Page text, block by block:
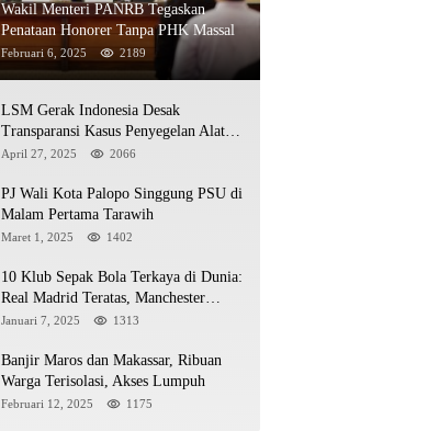
Wakil Menteri PANRB Tegaskan
Penataan Honorer Tanpa PHK Massal
Februari 6, 2025 2189
LSM Gerak Indonesia Desak
Transparansi Kasus Penyegelan Alat
Berat di Jetty PT Kasmar 2
April 27, 2025 2066
PJ Wali Kota Palopo Singgung PSU di
Malam Pertama Tarawih
Maret 1, 2025 1402
10 Klub Sepak Bola Terkaya di Dunia:
Real Madrid Teratas, Manchester
United Mengejar!
Januari 7, 2025 1313
Banjir Maros dan Makassar, Ribuan
Warga Terisolasi, Akses Lumpuh
Februari 12, 2025 1175